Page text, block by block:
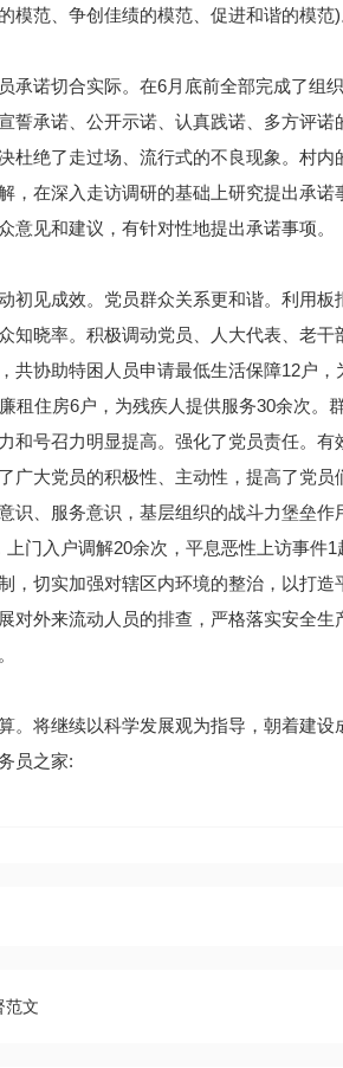
模范、争创佳绩的模范、促进和谐的模
承诺切合实际。在6月底前全部完成了组
誓承诺、公开示诺、认真践诺、多方评
杜绝了走过场、流行式的不良现象。村
，在深入走访调研的基础上研究提出承
意见和建议，有针对性地提出承诺事项。
初见成效。党员群众关系更和谐。利用
知晓率。积极调动党员、人大代表、老
共协助特困人员申请最低生活保障12户
租住房6户，为残疾人提供服务30余次
和号召力明显提高。强化了党员责任。
广大党员的积极性、主动性，提高了党
识、服务意识，基层组织的战斗力堡垒
上门入户调解20余次，平息恶性上访事件
，切实加强对辖区内环境的整治，以打
对外来流动人员的排查，严格落实安全
。将继续以科学发展观为指导，朝着建
员之家:
范文